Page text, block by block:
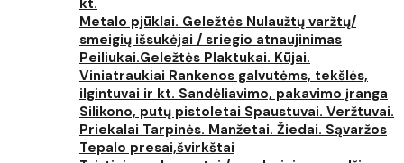
kt.
Metalo pjūklai. Geležtės Nulaužtų varžtų/
smeigių išsukėjai / sriegio atnaujinimas
Peiliukai.Geležtės Plaktukai. Kūjai.
Viniatraukiai Rankenos galvutėms, tekšlės,
ilgintuvai ir kt. Sandėliavimo, pakavimo įranga
Silikono, putų pistoletai Spaustuvai. Veržtuvai.
Priekalai Tarpinės. Manžetai. Žiedai. Sąvaržos
Tepalo presai,švirkštai